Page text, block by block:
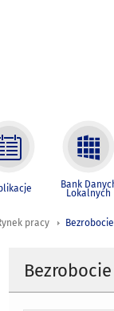
Bank
Lokalnych
pracy